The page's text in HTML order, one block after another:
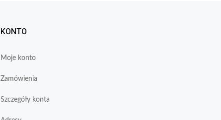
KONTO
Moje konto
Zamówienia
Szczegóły konta